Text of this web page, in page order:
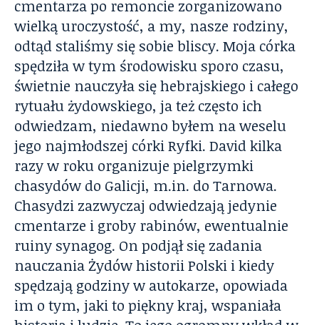
cmentarza po remoncie zorganizowano
wielką uroczystość, a my, nasze rodziny,
odtąd staliśmy się sobie bliscy. Moja córka
spędziła w tym środowisku sporo czasu,
świetnie nauczyła się hebrajskiego i całego
rytuału żydowskiego, ja też często ich
odwiedzam, niedawno byłem na weselu
jego najmłodszej córki Ryfki. David kilka
razy w roku organizuje pielgrzymki
chasydów do Galicji, m.in. do Tarnowa.
Chasydzi zazwyczaj odwiedzają jedynie
cmentarze i groby rabinów, ewentualnie
ruiny synagog. On podjął się zadania
nauczania Żydów historii Polski i kiedy
spędzają godziny w autokarze, opowiada
im o tym, jaki to piękny kraj, wspaniała